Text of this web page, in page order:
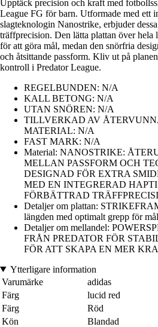
Upptäck precision och kraft med
League FG för barn. Utformade med ett
slagteknologin Nanostrike, erbjuder
träffprecision. Den lätta plattan över hela
för att göra mål, medan den snörfria
och åtsittande passform. Kliv ut på
kontroll i Predator League.
REGELBUNDEN: N/A
KALL BETONG: N/A
UTAN SNÖREN: N/A
TILLVERKAD AV
MATERIAL: N/A
FAST MARK: N/A
Material: NANOSTRIKE:
MELLAN PASSFORM OCH
DESIGNAD FÖR EXTRA
MED EN INTEGRERAD
FÖRBÄTTRAD
Detaljer om plattan:
längden med optimalt grepp för
Detaljer om mellandel:
FRÅN PREDATOR FÖR
FÖR ATT SKAPA EN MER
Ytterligare information
Varumärke
adidas
Färg
lucid red
Färg
Röd
Kön
Blandad